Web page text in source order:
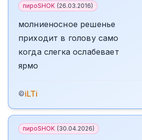
пироSHOK (26.03.2016)
молниеносное решенье
приходит в голову само
когда слегка ослабевает
ярмо
©iLTi
пироSHOK (30.04.2026)